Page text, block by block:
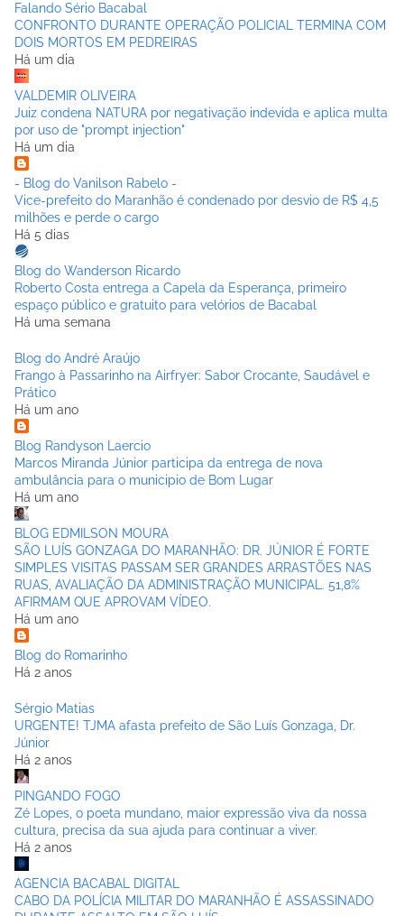
Falando Sério Bacabal
CONFRONTO DURANTE OPERAÇÃO POLICIAL TERMINA COM
DOIS MORTOS EM PEDREIRAS
Há um dia
VALDEMIR OLIVEIRA
Juiz condena NATURA por negativação indevida e aplica multa
por uso de "prompt injection"
Há um dia
- Blog do Vanilson Rabelo -
Vice-prefeito do Maranhão é condenado por desvio de R$ 4,5
milhões e perde o cargo
Há 5 dias
Blog do Wanderson Ricardo
Roberto Costa entrega a Capela da Esperança, primeiro
espaço público e gratuito para velórios de Bacabal
Há uma semana
Blog do André Araújo
Frango à Passarinho na Airfryer: Sabor Crocante, Saudável e
Prático
Há um ano
Blog Randyson Laercio
Marcos Miranda Júnior participa da entrega de nova
ambulância para o municipio de Bom Lugar
Há um ano
BLOG EDMILSON MOURA
SÃO LUÍS GONZAGA DO MARANHÃO: DR. JÚNIOR É FORTE
SIMPLES VISITAS PASSAM SER GRANDES ARRASTÕES NAS
RUAS, AVALIAÇÃO DA ADMINISTRAÇÃO MUNICIPAL. 51,8%
AFIRMAM QUE APROVAM VÍDEO.
Há um ano
Blog do Romarinho
Há 2 anos
Sérgio Matias
URGENTE! TJMA afasta prefeito de São Luís Gonzaga, Dr.
Júnior
Há 2 anos
PINGANDO FOGO
Zé Lopes, o poeta mundano, maior expressão viva da nossa
cultura, precisa da sua ajuda para continuar a viver.
Há 2 anos
AGENCIA BACABAL DIGITAL
CABO DA POLÍCIA MILITAR DO MARANHÃO É ASSASSINADO